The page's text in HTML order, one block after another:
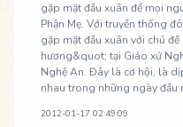
gặp mặt đầu xuân để mọi
Phận Mẹ. Với truyền thống
gặp mặt đầu xuân với chủ
hương&quot; tại Giáo xứ
Nghệ An. Đây là cơ hội, là
nhau trong những ngày đầu
2012-01-17 02:49:09